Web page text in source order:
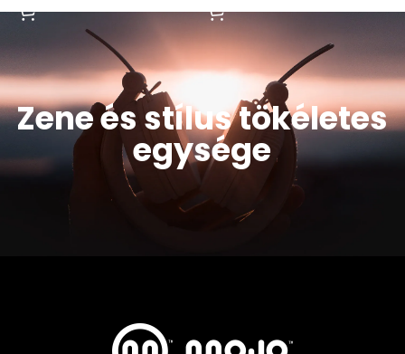
Zene és stílus tökéletes
egysége